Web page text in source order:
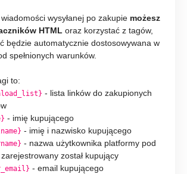
wysyłanej po zakupie możesz
HTML oraz korzystać z tagów,
będzie automatycznie dostosowywana w
spełnionych warunków.
to:
- lista linków do zakupionych
- imię kupującego
- imię i nazwisko kupującego
- nazwa użytkownika platformy pod
został kupujący
- email kupującego